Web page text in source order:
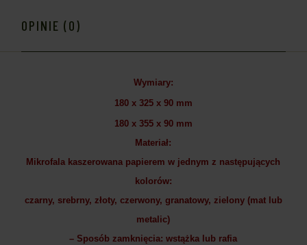
OPINIE (0)
Wymiary:
180 x 325 x 90 mm
180 x 355 x 90 mm
Materiał:
Mikrofala kaszerowana papierem w jednym z następujących
kolorów:
czarny, srebrny, złoty, czerwony, granatowy, zielony (mat lub
metalic)
– Sposób zamknięcia: wstążka lub rafia